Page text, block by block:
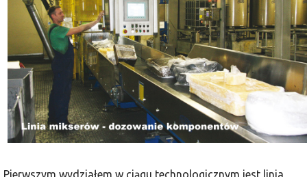
Pierwszym wydziałem w ciągu techno­logicznym jest linia